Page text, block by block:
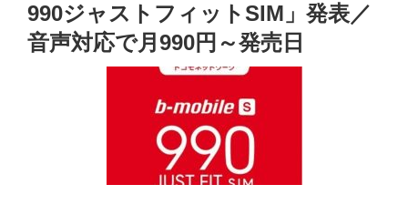
990ジャストフィットSIM」発表／
音声対応で月990円～発売日